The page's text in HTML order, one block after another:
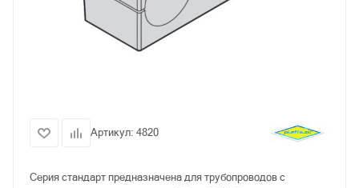
Артикул: 4820
Серия стандарт предназначена для трубопроводов с